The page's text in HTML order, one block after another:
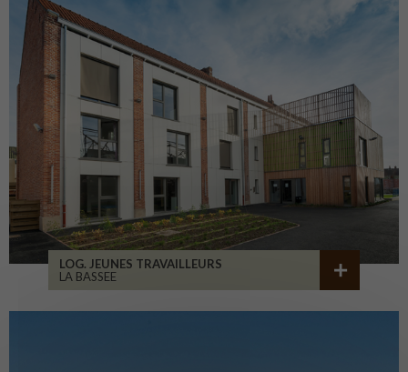
LOG. JEUNES TRAVAILLEURS
LA BASSEE